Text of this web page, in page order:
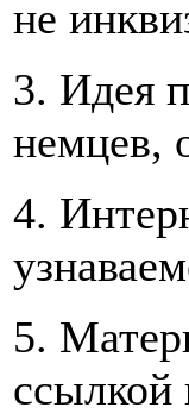
не
3. Идея
немцев,
4.
5.
ссылкой